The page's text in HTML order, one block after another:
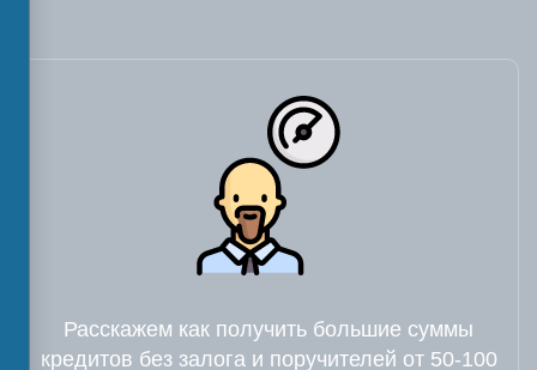
Расскажем как получить большие суммы
кредитов без залога и поручителей от 50-100